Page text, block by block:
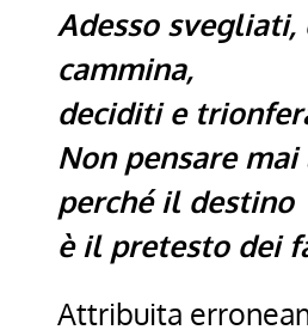
Adesso
cammina,
deciditi e
Non pensare
perché il destino
è il pretesto dei
Attribuita